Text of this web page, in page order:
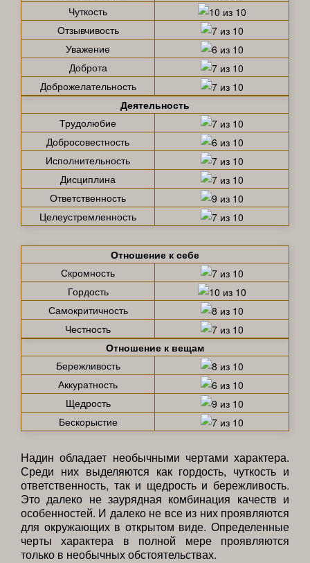
Чуткость
Отзывчивость
Уважение
Доброта
Доброжелательность
Деятельность
Трудолюбие
Добросовестность
Исполнительность
Дисциплина
Ответственность
Целеустремленность
Отношение к себе
Скромность
Гордость
Самокритичность
Честность
Отношение к вещам
Бережливость
Аккуратность
Щедрость
Бескорыстие
Надин обладает необычными чертами характера.
Среди них выделяются как гордость, чуткость и
ответственность, так и щедрость и бережливость.
Это далеко не заурядная комбинация качеств и
особенностей. И далеко не все из них проявляются
для окружающих в открытом виде. Определенные
черты характера в полной мере проявляются
только в необычных обстоятельствах.